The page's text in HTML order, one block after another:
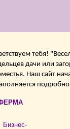
тебя!
дачи или
Наш сайт
Бизнес-